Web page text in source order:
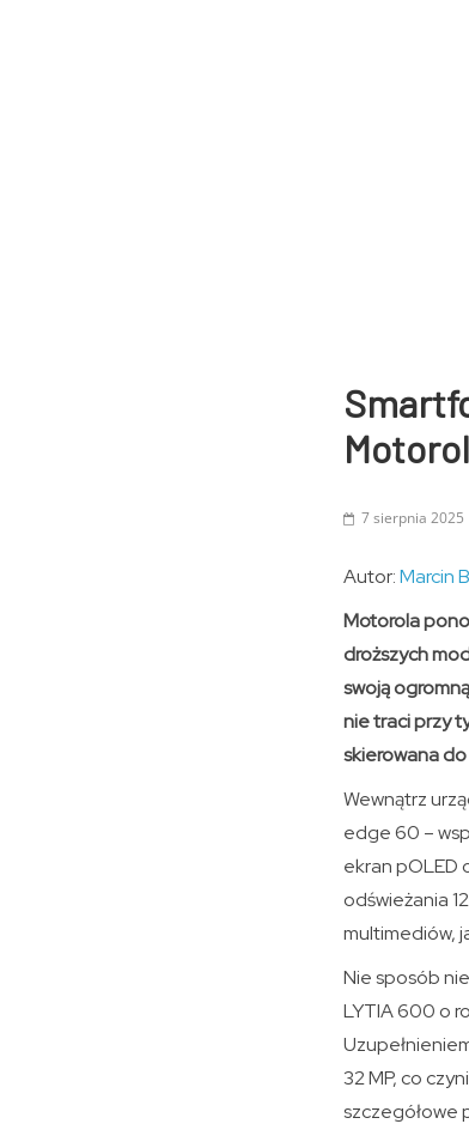
7 sierpnia 2025
Autor:Marcin
Motorola
droższych
swoją
nie traci przy
skierowana do
Wewnątrz
edge 60 –
ekran pOLED
odświeżania
multimediów,
Nie sposób
LYTIA 600 o
32 MP, co
szczegółowe